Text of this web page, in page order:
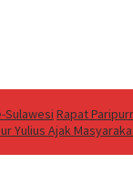
Sulawesi Rapat
Yulius Ajak